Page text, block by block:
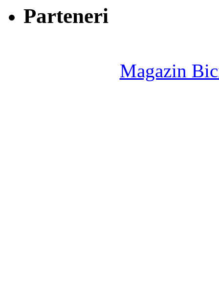
Parteneri
Magazin